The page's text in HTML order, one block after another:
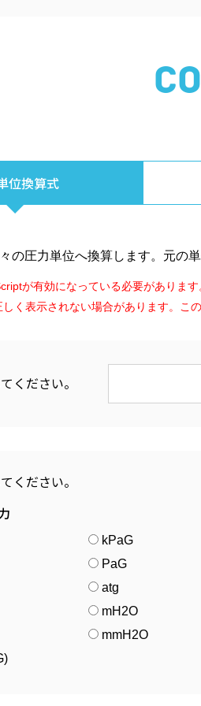
位換算式
の圧力単位へ換算します。元の
が有効になっている必要があります
く表示されない場合があります。こ
ください。
ください。
kPaG
PaG
atg
mH2O
mmH2O